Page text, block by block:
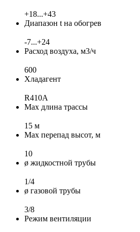
+18...+43
Диапазон t на обогрев
-7...+24
Расход воздуха, м3/ч
600
Хладагент
R410A
Max длина трассы
15 м
Max перепад высот, м
10
ø жидкостной трубы
1/4
ø газовой трубы
3/8
Режим вентиляции